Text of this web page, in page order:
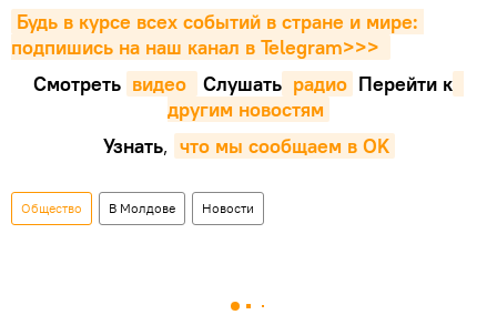
Будь в курсе всех событий в стране и мире:
подпишись на наш канал в Telegram>>>
Смотреть видео Cлушать радио Перейти к
другим новостям
Узнать, что мы сообщаем в OK
Общество В Молдове Новости